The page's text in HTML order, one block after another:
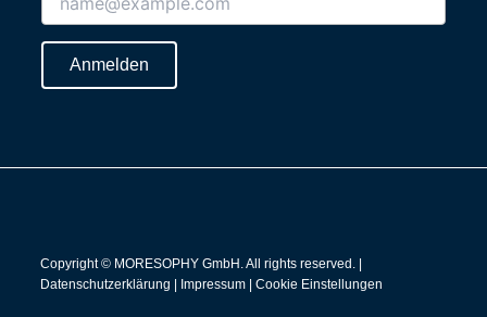
e
Anmelden
Copyright © MORESOPHY GmbH. All rights reserved. |
Datenschutzerklärung
Impressum| Cookie Einstellungen